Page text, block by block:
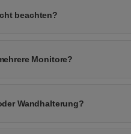
beachten?
Monitore?
Wandhalterung?